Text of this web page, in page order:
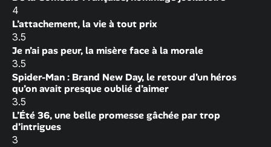
4
L’attachement, la vie à tout prix
3.5
Je n’ai pas peur, la misère face à la morale
3.5
Spider-Man : Brand New Day, le retour d’un héros
qu’on avait presque oublié d’aimer
3.5
L’Été 36, une belle promesse gâchée par trop
d’intrigues
3